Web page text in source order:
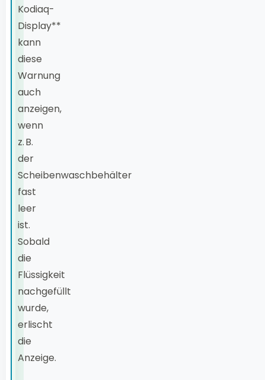
Kodiaq-
Display**
kann
diese
Warnung
auch
anzeigen,
wenn
z. B.
der
Scheibenwaschbehälter
fast
leer
ist.
Sobald
die
Flüssigkeit
nachgefüllt
wurde,
erlischt
die
Anzeige.